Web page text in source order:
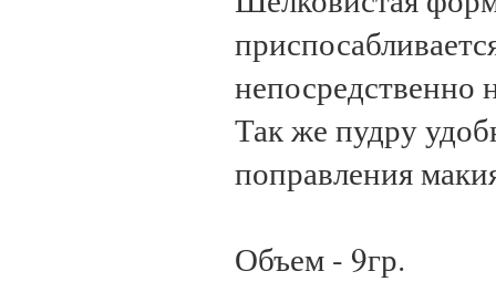
непосредственно
Так же пудру
поправления
Объем - 9гр.